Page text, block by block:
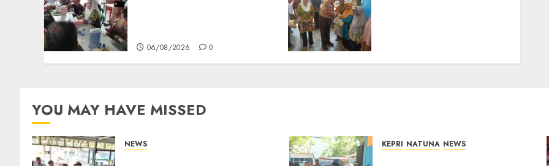
06/08/2026 0
YOU MAY HAVE MISSED
NEWS KEPRI NATUNA NEWS